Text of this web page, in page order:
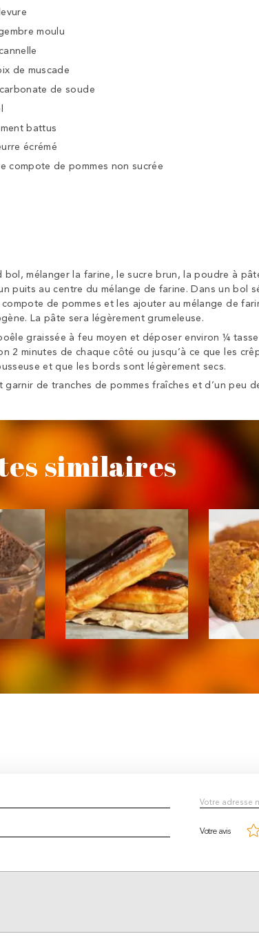
moulu
de muscade
de soude
battus
écrémé
compote de pommes non sucrée
bol, mélanger la farine, le sucre brun, la poudre à
puits au centre du mélange de farine. Dans un bol
de pommes et les ajouter au mélange de
La pâte sera légèrement grumeleuse.
graissée à feu moyen et déposer environ ¼
2 minutes de chaque côté ou jusqu’à ce que les
et que les bords sont légèrement secs.
garnir de tranches de pommes fraîches et d’un peu
similaires
Votre avis